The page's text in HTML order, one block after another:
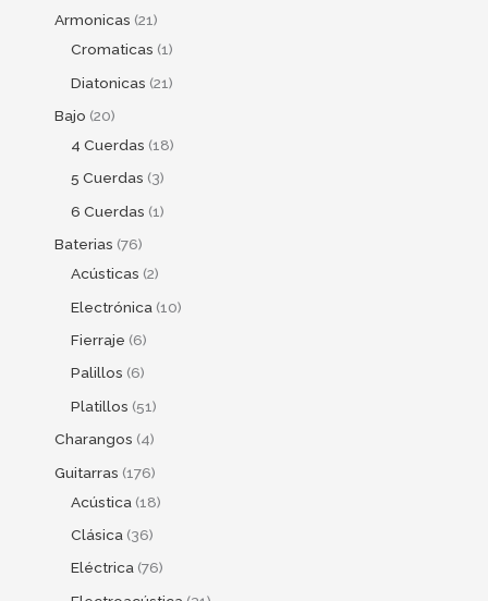
Armonicas 21
Cromaticas 1
Diatonicas 21
Bajo 20
4 Cuerdas 18
5 Cuerdas 3
6 Cuerdas 1
Baterias 76
Acústicas 2
Electrónica 10
Fierraje 6
Palillos 6
Platillos 51
Charangos 4
Guitarras 176
Acústica 18
Clásica 36
Eléctrica 76